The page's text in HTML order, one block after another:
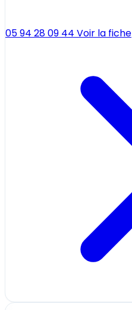
05 94 28 09 44 Voir la fiche